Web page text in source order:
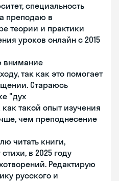
специальность
преподаю в
теории и практики
уроков онлайн с 2015
внимание
так как это помогает
Стараюсь
"дух
такой опыт изучения
чем преподнесение
читать книги,
в 2025 году
Редактирую
русского и